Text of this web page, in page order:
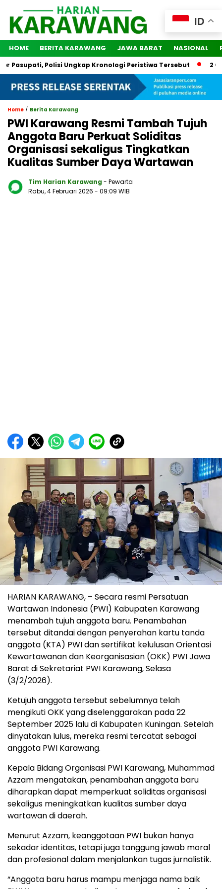
HOME BERITA KARAWANG JAWA BARAT NASIONAL
Polisi Ungkap Kronologi Peristiwa Tersebut 2
Home / Berita Karawang
PWI Karawang Resmi Tambah Tujuh
Anggota Baru Perkuat Soliditas
Organisasi sekaligus Tingkatkan
Kualitas Sumber Daya Wartawan
Tim Harian Karawang - Pewarta
Rabu, 4 Februari 2026 - 09:09 WIB
HARIAN KARAWANG, – Secara resmi Persatuan
Wartawan Indonesia (PWI) Kabupaten Karawang
menambah tujuh anggota baru. Penambahan
tersebut ditandai dengan penyerahan kartu tanda
anggota (KTA) PWI dan sertifikat kelulusan Orientasi
Kewartawanan dan Keorganisasian (OKK) PWI Jawa
Barat di Sekretariat PWI Karawang, Selasa
(3/2/2026).
Ketujuh anggota tersebut sebelumnya telah
mengikuti OKK yang diselenggarakan pada 22
September 2025 lalu di Kabupaten Kuningan. Setelah
dinyatakan lulus, mereka resmi tercatat sebagai
anggota PWI Karawang.
Kepala Bidang Organisasi PWI Karawang, Muhammad
Azzam mengatakan, penambahan anggota baru
diharapkan dapat memperkuat soliditas organisasi
sekaligus meningkatkan kualitas sumber daya
wartawan di daerah.
Menurut Azzam, keanggotaan PWI bukan hanya
sekadar identitas, tetapi juga tanggung jawab moral
dan profesional dalam menjalankan tugas jurnalistik.
“Anggota baru harus mampu menjaga nama baik
ID